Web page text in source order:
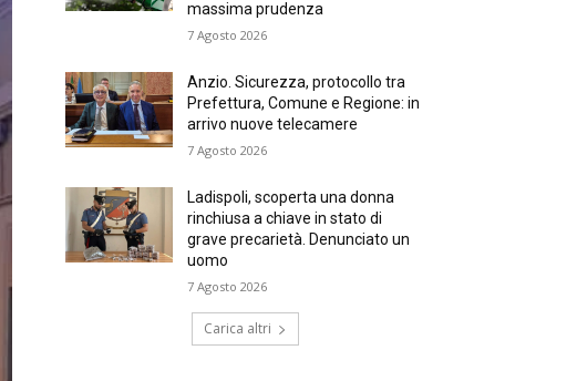
massima prudenza
7 Agosto 2026
Anzio. Sicurezza, protocollo tra
Prefettura, Comune e Regione: in
arrivo nuove telecamere
7 Agosto 2026
Ladispoli, scoperta una donna
rinchiusa a chiave in stato di
grave precarietà. Denunciato un
uomo
7 Agosto 2026
Carica altri